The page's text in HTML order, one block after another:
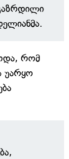
რომ
უარყო